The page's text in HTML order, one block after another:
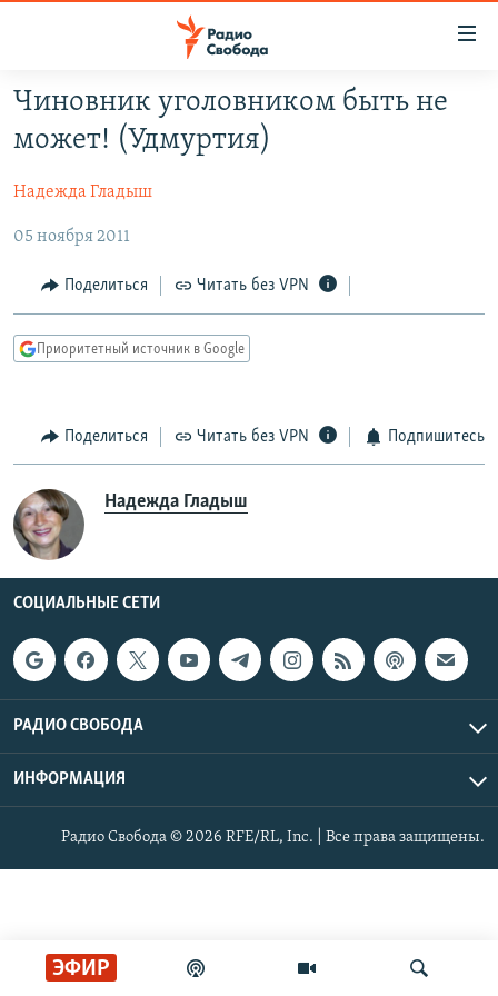
упрощенного
доступа
содержанию
Вернутся
главной
навигации
поиску
ПРОГРАММЫ
АВТОРСКИЕ ПРОЕКТЫ
ЦИТАТЫ СВОБОДЫ
МНЕНИЯ
КУЛЬТУРА
IDEL.РЕАЛИИ
СЕВЕР.РЕАЛИИ
РАСПИСАНИЕ ВЕЩАНИЯ
ПОДПИШИТЕСЬ НА РАССЫЛКУ
СОЦИАЛЬНЫЕ СЕТИ
Все сайты РСЕ/РС
ЭФИР
Чиновник уголовником быть не
может! (Удмуртия)
Надежда Гладыш
05 ноября 2011
Поделиться Читать без VPN
Приоритетный источник в Google
Поделиться Читать без VPN Подпишитесь
Надежда Гладыш
СОЦИАЛЬНЫЕ СЕТИ
РАДИО СВОБОДА
ИНФОРМАЦИЯ
Радио Свобода © 2026 RFE/RL, Inc. | Все права защищены.